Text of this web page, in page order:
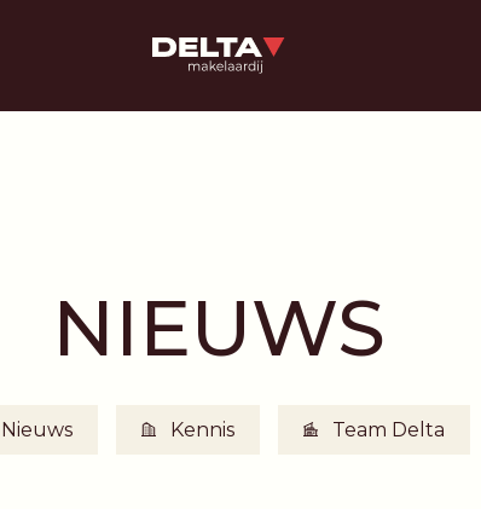
NIEUWS
Nieuws Kennis Team Delta